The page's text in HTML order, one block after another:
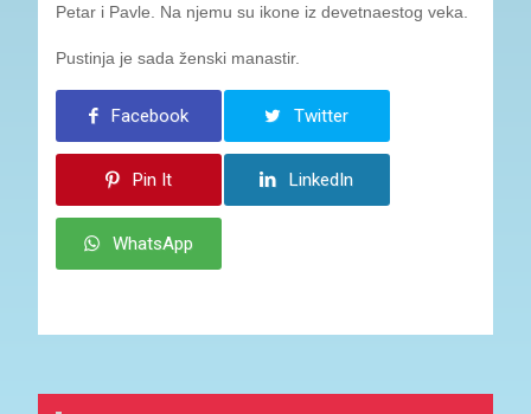
Petar i Pavle. Na njemu su ikone iz devetnaestog veka.
Pustinja je sada ženski manastir.
Facebook Twitter
Pin It LinkedIn
WhatsApp